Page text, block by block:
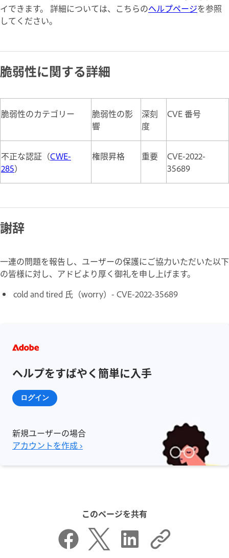
イできます。 詳細については、こちらのヘルプページを参照
してください。
脆弱性に関する詳細
脆弱性のカテゴリー
脆弱性の影
響
深刻
度
CVE 番号
不正な認証（CWE-
285）
権限昇格 重要
CVE-2022-
35689
謝辞
一連の問題を報告し、ユーザーの保護にご協力いただいた以下
の皆様に対し、アドビより厚く御礼を申し上げます。
cold and tired 氏（worry）- CVE-2022-35689
ヘルプをすばやく簡単に入手
ログイン
新規ユーザーの場合
アカウントを作成 ›
このページを共有